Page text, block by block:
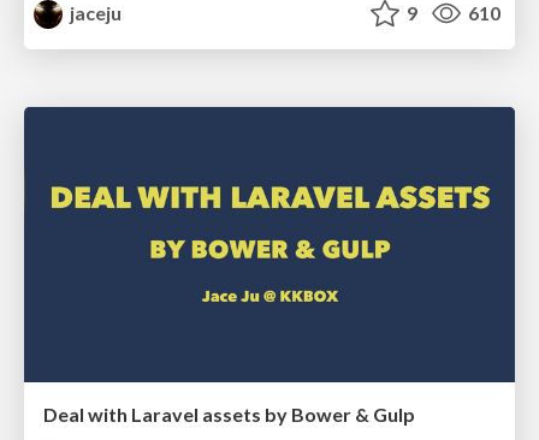
jaceju
9 610
Deal with Laravel assets by Bower & Gulp